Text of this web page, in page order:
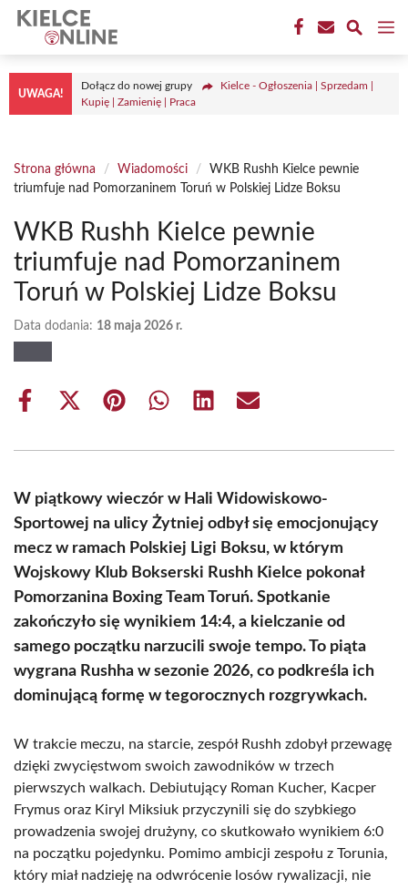
Przejdź
treści
UWAGA!
Dołącz do nowej grupy
Kielce - Ogłoszenia | Sprzedam |
Kupię | Zamienię | Praca
Strona główna / Wiadomości /
WKB Rushh Kielce pewnie
triumfuje nad Pomorzaninem Toruń w Polskiej Lidze Boksu
WKB Rushh Kielce pewnie
triumfuje nad Pomorzaninem
Toruń w Polskiej Lidze Boksu
Data dodania: 18 maja 2026 r.
Share
Share
(Twitter)
Share Share Share Share
W piątkowy wieczór w Hali Widowiskowo-
Sportowej na ulicy Żytniej odbył się emocjonujący
mecz w ramach Polskiej Ligi Boksu, w którym
Wojskowy Klub Bokserski Rushh Kielce pokonał
Pomorzanina Boxing Team Toruń. Spotkanie
zakończyło się wynikiem 14:4, a kielczanie od
samego początku narzucili swoje tempo. To piąta
wygrana Rushha w sezonie 2026, co podkreśla ich
dominującą formę w tegorocznych rozgrywkach.
W trakcie meczu, na starcie, zespół Rushh zdobył przewagę
dzięki zwycięstwom swoich zawodników w trzech
pierwszych walkach. Debiutujący Roman Kucher, Kacper
Frymus oraz Kiryl Miksiuk przyczynili się do szybkiego
prowadzenia swojej drużyny, co skutkowało wynikiem 6:0
na początku pojedynku. Pomimo ambicji zespołu z Torunia,
który miał nadzieję na odwrócenie losów rywalizacji, nie